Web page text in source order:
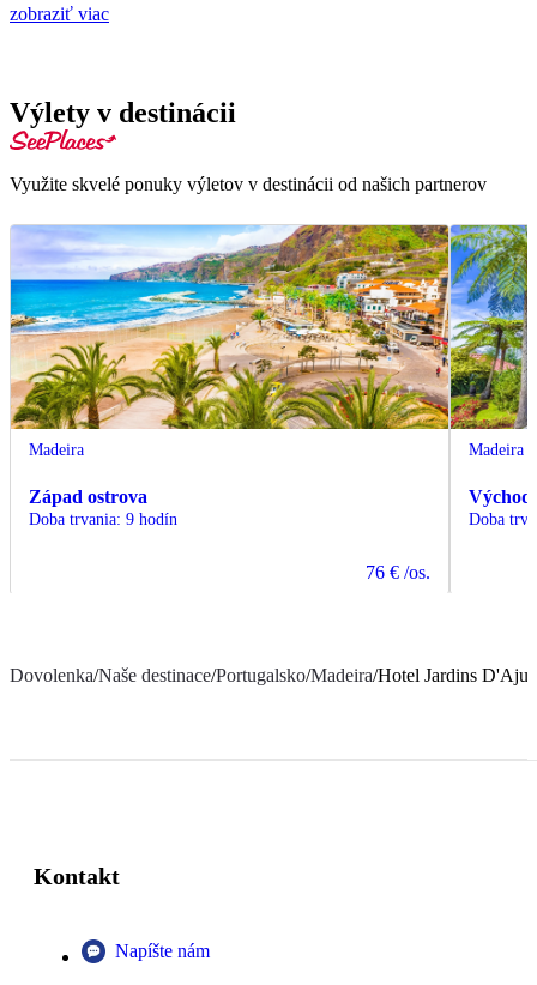
zobraziť viac
Výlety v destinácii
Využite skvelé ponuky výletov v destinácii od našich partnerov
Madeira
Západ ostrova
Doba trvania: 9 hodín
76 € /os.
Madeira
Východ
Doba
Dovolenka/Naše destinace/Portugalsko/Madeira/Hotel Jardins
Kontakt
Napíšte nám